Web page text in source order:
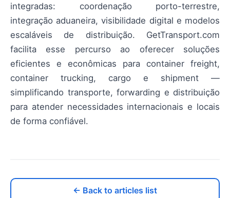
integradas: coordenação porto-terrestre,
integração aduaneira, visibilidade digital e modelos
escaláveis de distribuição. GetTransport.com
facilita esse percurso ao oferecer soluções
eficientes e econômicas para container freight,
container trucking, cargo e shipment —
simplificando transporte, forwarding e distribuição
para atender necessidades internacionais e locais
de forma confiável.
← Back to articles list